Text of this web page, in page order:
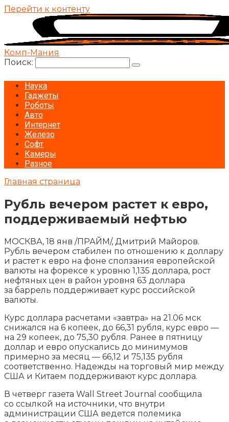
Перейти к контенту
Комп-Мания
Поиск:
Наука
Гаджеты
Роботы
Авто
Интернет
Железо
Софт
Камеры
Разное
Главная страница
Рубль вечером растет к евро,
поддерживаемый нефтью
МОСКВА, 18 янв /ПРАЙМ/, Дмитрий Майоров.
Рубль вечером стабилен по отношению к доллару
и растет к евро на фоне сползания европейской
валюты на форексе к уровню 1,135 доллара, рост
нефтяных цен в район уровня 63 доллара
за баррель поддерживает курс российской
валюты.
Курс доллара расчетами «завтра» на 21.06 мск
снижался на 6 копеек, до 66,31 рубля, курс евро —
на 29 копеек, до 75,30 рубля. Ранее в пятницу
доллар и евро опускались до минимумов
примерно за месяц — 66,12 и 75,135 рубля
соответственно. Надежды на торговый мир между
США и Китаем поддерживают курс доллара.
В четверг газета Wall Street Journal сообщила
со ссылкой на источники, что внутри
администрации США ведется полемика